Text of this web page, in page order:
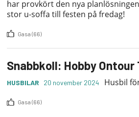
har provkört den nya
stor u-soffa till festen på fredag!
Gasa (66)
Snabbkoll: Hobby Ontour
HUSBILAR 20 november 2024 Husbil
Gasa (66)